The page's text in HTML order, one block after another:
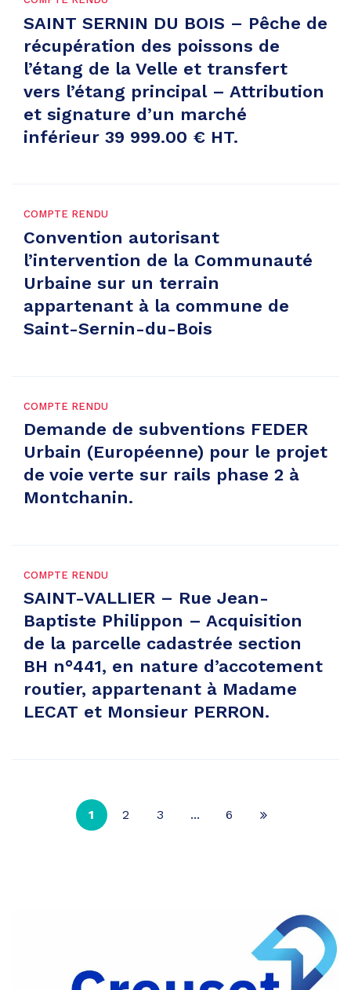
SAINT SERNIN DU BOIS – Pêche de
récupération des poissons de
l’étang de la Velle et transfert
vers l’étang principal – Attribution
et signature d’un marché
inférieur 39 999.00 € HT.
COMPTE RENDU
Convention autorisant
l’intervention de la Communauté
Urbaine sur un terrain
appartenant à la commune de
Saint-Sernin-du-Bois
COMPTE RENDU
Demande de subventions FEDER
Urbain (Européenne) pour le projet
de voie verte sur rails phase 2 à
Montchanin.
COMPTE RENDU
SAINT-VALLIER – Rue Jean-
Baptiste Philippon – Acquisition
de la parcelle cadastrée section
BH n°441, en nature d’accotement
routier, appartenant à Madame
LECAT et Monsieur PERRON.
1 2 3 ... 6
Page